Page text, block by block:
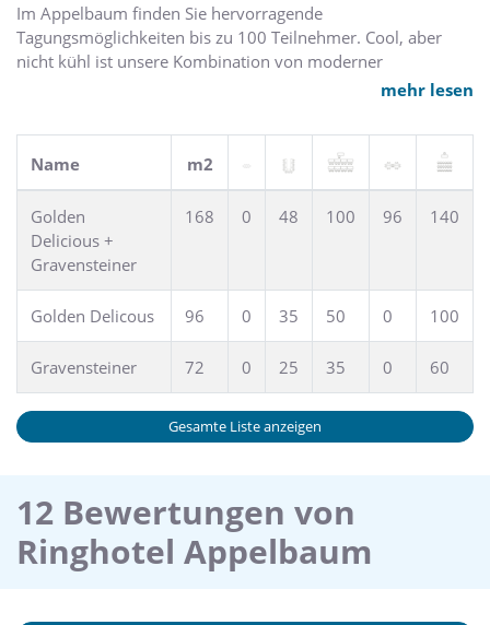
Im Appelbaum finden Sie hervorragende
Tagungsmöglichkeiten bis zu 100 Teilnehmer. Cool, aber
nicht kühl ist unsere Kombination von moderner
Ausstattung und liebevollem Service. Konzentrieren Sie sich
Konferenzen, Präsentationen: alles durchdacht.
Von der multimedialen Technik über die funktionale
Bestuhlung und perfekte Organisation bis hin zu einem
kaum merklichen, aber immer präsenten Service bieten wir
Ihnen ein Arbeitsumfeld für ergebnisreiche Tage.
Bei der Auswahl und Vorbereitung sind wir Ihnen gerne
auf Wunsch Einzelgerichte oder Menüs. Bei der Auswahl und
Vorbereitung sind wir Ihnen gerne behilflich.
mehr lesen
Name m2
Golden
Delicious +
Gravensteiner
168 0 48 100 96 140
Golden Delicous 96 0 35 50 0 100
Gravensteiner 72 0 25 35 0 60
Gesamte Liste anzeigen
12 Bewertungen von
Ringhotel Appelbaum